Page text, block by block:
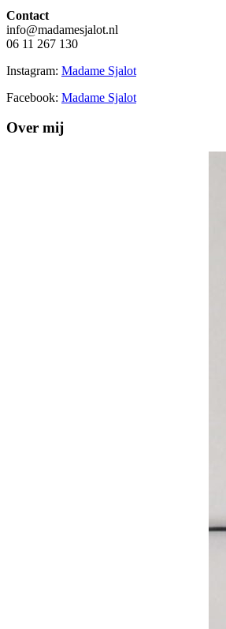
Contact
info@madamesjalot.nl
06 11 267 130
Instagram: Madame Sjalot
Facebook: Madame Sjalot
Over mij